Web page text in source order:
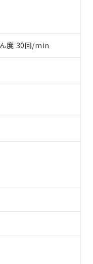
度 30回/min
ただくには、I-Webメン
ストについて、当社お
談に必要な範囲で利用
って非含有を証明する
対応完了までの期間は
特段のことがない限り
とを示します。
し、環境に深刻な影響を
。
キャンセル
取引先、またはお客様担
ない機種